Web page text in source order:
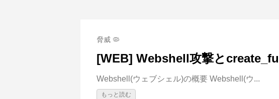
脅威 🦠
[WEB] Webshell攻撃と
Webshell(ウェブシェル)の概要 Webshell(ウ...
もっと読む